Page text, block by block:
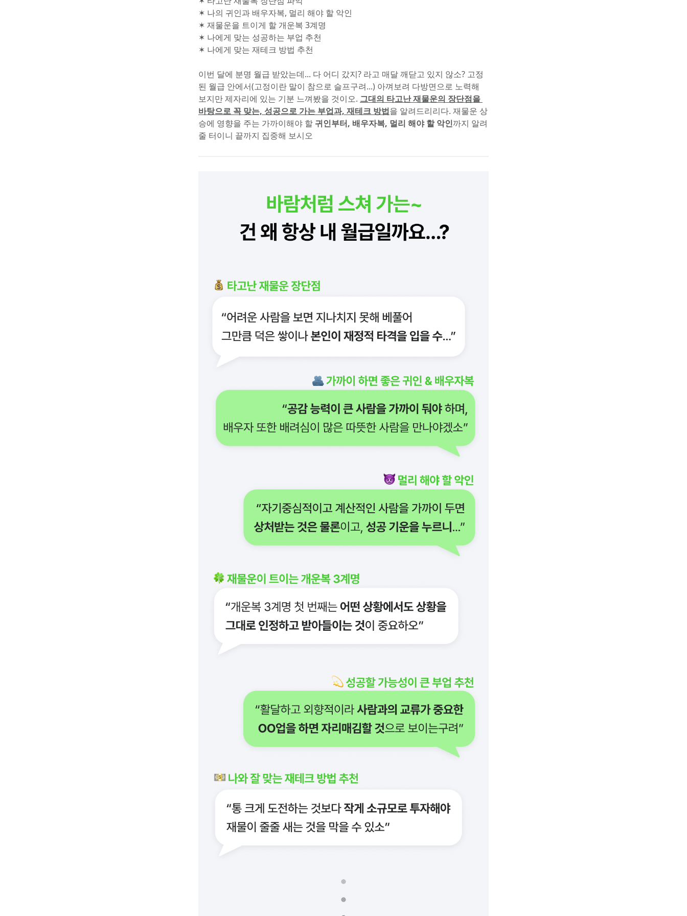
✶ 나의 귀인과 배우자복, 멀리 해야 할 악인
✶ 재물운을 트이게 할 개운복 3계명
✶ 나에게 맞는 성공하는 부업 추천
✶ 나에게 맞는 재테크 방법 추천
이번 달에 분명 월급 받았는데... 다 어디 갔지? 라고 매달 깨닫고 있지 않소? 고정
된 월급 안에서(고정이란 말이 참으로 슬프구려...) 아껴보려 다방면으로 노력해
보지만 제자리에 있는 기분 느껴봤을 것이오. 그대의 타고난 재물운의 장단점을
바탕으로 꼭 맞는, 성공으로 가는 부업과, 재테크 방법을 알려드리리다. 재물운 상
승에 영향을 주는 가까이해야 할 귀인부터, 배우자복, 멀리 해야 할 악인까지 알려
줄 터이니 끝까지 집중해 보시오